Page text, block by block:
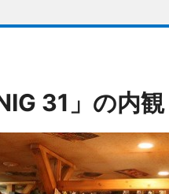
31」の内観